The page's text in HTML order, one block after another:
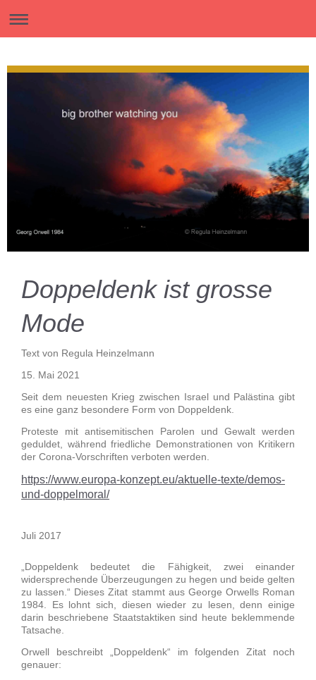
Doppeldenk ist grosse
Mode
Text von Regula Heinzelmann
15. Mai 2021
Seit dem neuesten Krieg zwischen Israel und Palästina gibt
es eine ganz besondere Form von Doppeldenk.
Proteste mit antisemitischen Parolen und Gewalt werden
geduldet, während friedliche Demonstrationen von Kritikern
der Corona-Vorschriften verboten werden.
https://www.europa-konzept.eu/aktuelle-texte/demos-
und-doppelmoral/
Juli 2017
„Doppeldenk bedeutet die Fähigkeit, zwei einander
widersprechende Überzeugungen zu hegen und beide gelten
zu lassen.“ Dieses Zitat stammt aus George Orwells Roman
1984. Es lohnt sich, diesen wieder zu lesen, denn einige
darin beschriebene Staatstaktiken sind heute beklemmende
Tatsache.
Orwell beschreibt „Doppeldenk“ im folgenden Zitat noch
genauer: